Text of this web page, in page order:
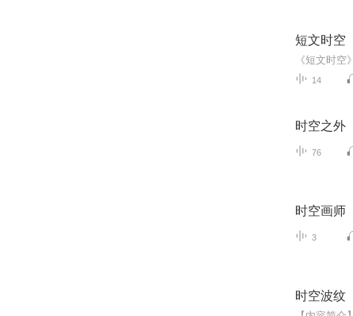
短文时空
14
时空之外
76
时空画师
3
时空波纹